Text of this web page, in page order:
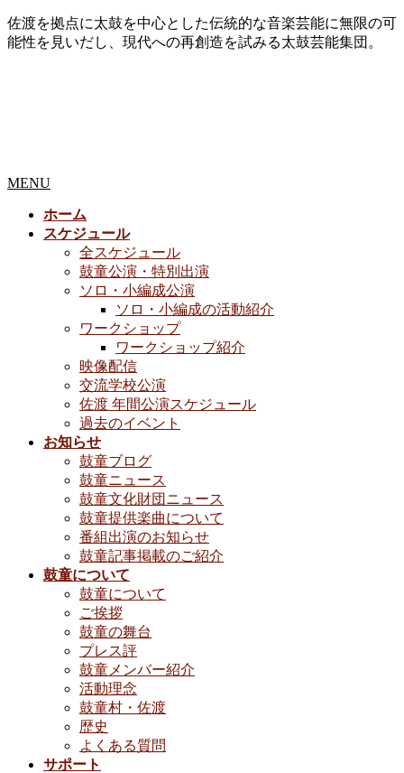
佐渡を拠点に太鼓を中心とした伝統的な音楽芸能に無限の可
能性を見いだし、現代への再創造を試みる太鼓芸能集団。
MENU
ホーム
スケジュール
全スケジュール
鼓童公演・特別出演
ソロ・小編成公演
ソロ・小編成の活動紹介
ワークショップ
ワークショップ紹介
映像配信
交流学校公演
佐渡 年間公演スケジュール
過去のイベント
お知らせ
鼓童ブログ
鼓童ニュース
鼓童文化財団ニュース
鼓童提供楽曲について
番組出演のお知らせ
鼓童記事掲載のご紹介
鼓童について
鼓童について
ご挨拶
鼓童の舞台
プレス評
鼓童メンバー紹介
活動理念
鼓童村・佐渡
歴史
よくある質問
サポート